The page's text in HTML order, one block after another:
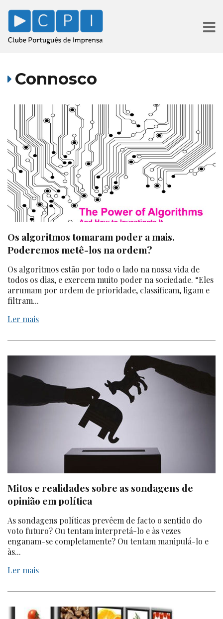
Connosco
Os algoritmos tomaram poder a mais.
Poderemos metê-los na ordem?
Os algoritmos estão por todo o lado na nossa vida de
todos os dias, e exercem muito poder na sociedade. “Eles
arrumam por ordem de prioridade, classificam, ligam e
filtram...
Ler mais
Mitos e realidades sobre as sondagens de
opinião em política
As sondagens políticas prevêem de facto o sentido do
voto futuro? Ou tentam interpretá-lo e às vezes
enganam-se completamente? Ou tentam manipulá-lo e
às...
Ler mais